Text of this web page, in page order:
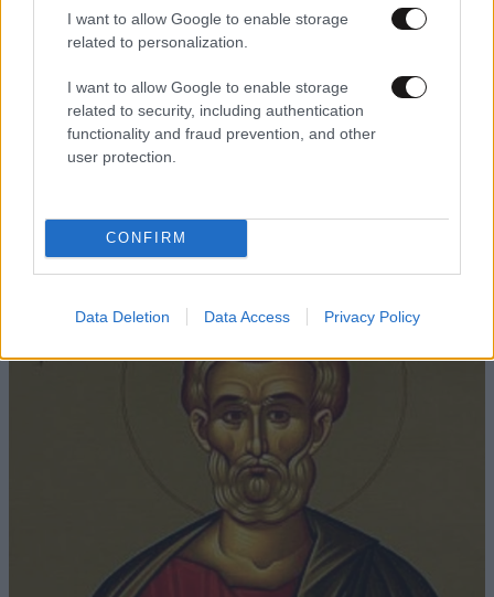
I want to allow Google to enable storage
related to personalization.
I want to allow Google to enable storage
related to security, including authentication
functionality and fraud prevention, and other
user protection.
CONFIRM
Data Deletion Data Access Privacy Policy
LIFESTYLE08·08·2026 21:36
Κωνσταντινούπολη